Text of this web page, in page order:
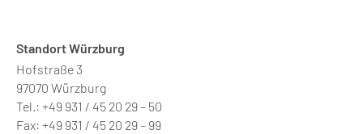
Standort Würzburg
Hofstraße 3
97070 Würzburg
Tel.: +49 931 / 45 20 29 – 50
Fax: +49 931 / 45 20 29 – 99